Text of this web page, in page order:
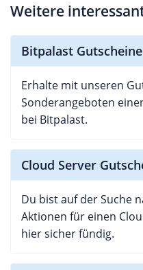
Weitere
Bitpalast
Erhalte mit unseren
Sonderangeboten
bei Bitpalast.
Cloud Server
Du bist auf der Suche
Aktionen für einen
hier sicher fündig.